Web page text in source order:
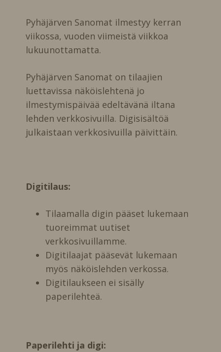
Pyhäjärven Sanomat ilmestyy kerran
viikossa, vuoden viimeistä viikkoa
lukuunottamatta.
Pyhäjärven Sanomat on tilaajien
luettavissa näköislehtenä jo
ilmestymispäivää edeltävänä iltana
lehden verkkosivuilla. Digisisältöä
julkaistaan verkkosivuilla päivittäin.
Digitilaus:
Tilaamalla digin pääset lukemaan
tuoreimmat uutiset
verkkosivuillamme.
Digitilaajat pääsevät lukemaan
myös näköislehden verkossa.
Digitilaukseen ei sisälly
paperilehteä.
Paperilehti ja digi: